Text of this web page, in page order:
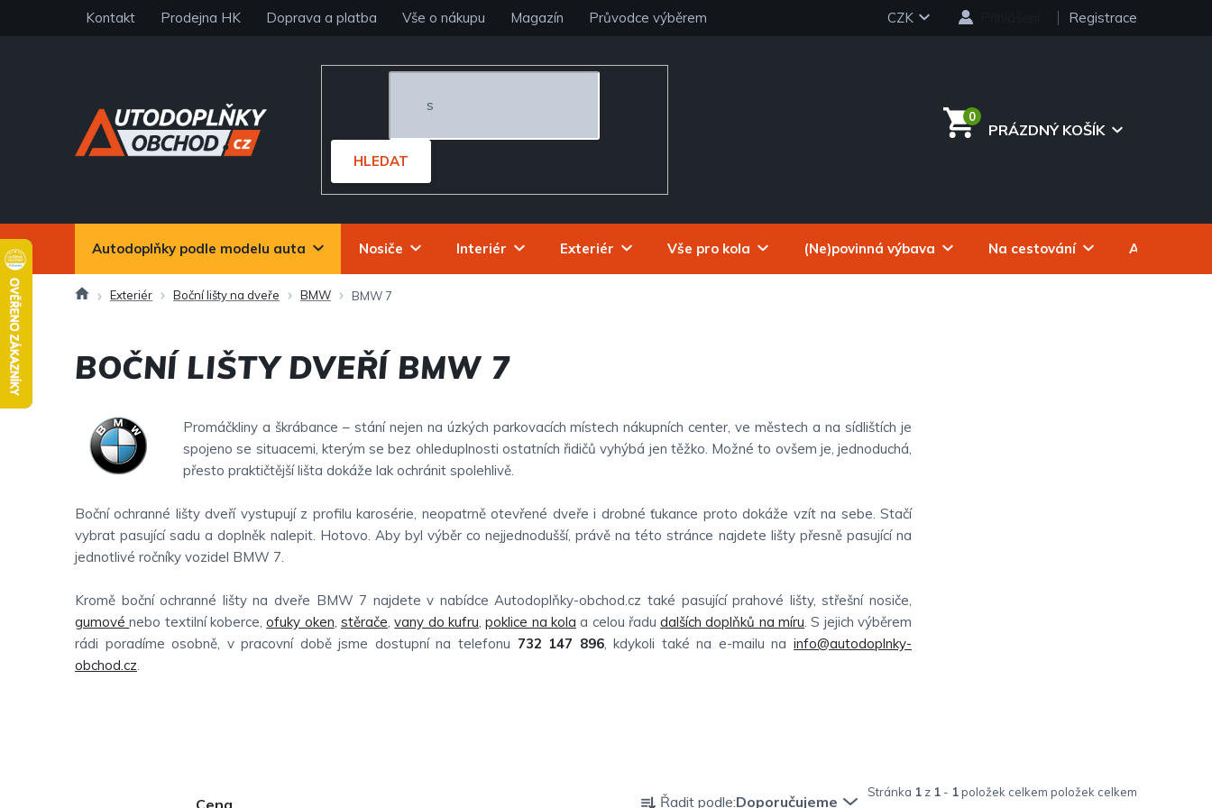
Kontakt Prodejna HK Doprava a platba Vše o nákupu Magazín Průvodce výběrem CZK Registrace
HLEDAT
PRÁZDNÝ KOŠÍK
Autodoplňky podle modelu auta Nosiče Interiér Exteriér Vše pro kola (Ne)povinná výbava Na cestování
DomůExteriér Boční lišty na dveře BMW BMW 7
BOČNÍ LIŠTY DVEŘÍ BMW 7
Promáčkliny a škrábance – stání nejen na úzkých parkovacích místech nákupních center, ve městech a na sídlištích je
spojeno se situacemi, kterým se bez ohleduplnosti ostatních řidičů vyhýbá jen těžko. Možné to ovšem je, jednoduchá,
přesto praktičtější lišta dokáže lak ochránit spolehlivě.
Boční ochranné lišty dveří vystupují z profilu karosérie, neopatrně otevřené dveře i drobné ťukance proto dokáže vzít na sebe. Stačí
vybrat pasující sadu a doplněk nalepit. Hotovo. Aby byl výběr co nejjednodušší, právě na této stránce najdete lišty přesně pasující na
jednotlivé ročníky vozidel BMW 7.
Kromě boční ochranné lišty na dveře BMW 7 najdete v nabídce Autodoplňky-obchod.cz také pasující prahové lišty, střešní nosiče,
gumovénebo textilní koberce,ofuky oken, stěrače,vany do kufru,poklice na kola a celou řadudalších doplňků na míru. S jejich výběrem
rádi poradíme osobně, v pracovní době jsme dostupní na telefonu 732 147 896, kdykoli také na e-mailu nainfo@autodoplnky-
obchod.cz.
Cena
Stránka 1 z 1 - 1položek celkem
Ř Řadit podle:Doporučujeme